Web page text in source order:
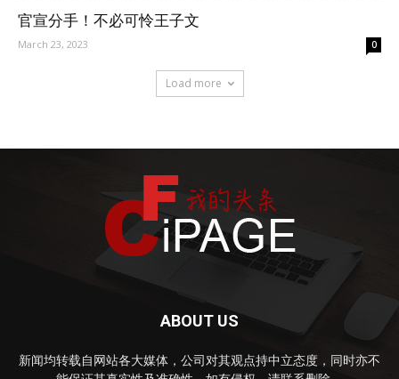
官宣分手！不必可怜王子文
March 23, 2023 0
Load more
ABOUT US
新闻均转载自网站各大媒体，公司对其观点持中立态度，同时亦不